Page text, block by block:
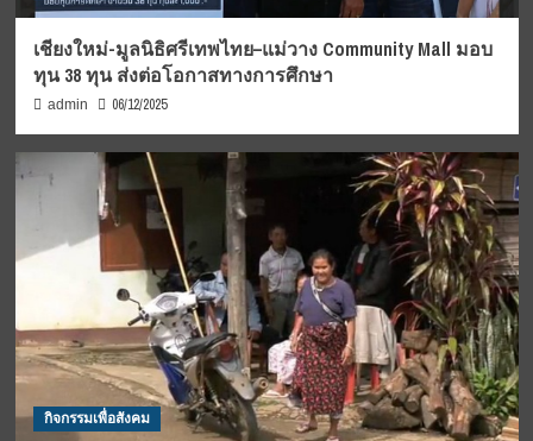
เชียงใหม่-มูลนิธิศรีเทพไทย–แม่วาง Community Mall มอบ
ทุน 38 ทุน ส่งต่อโอกาสทางการศึกษา
admin 06/12/2025
กิจกรรมเพื่อสังคม